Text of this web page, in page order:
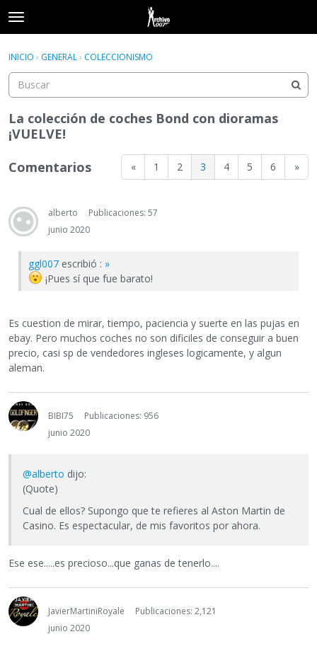
t
o
g
e
e
n
Acceder
Hilos
Actividad
Acceder Registrarse
INICIO › GENERAL› COLECCIONISMO
La colección de coches Bond con dioramas
¡VUELVE!
« 1 2 3 4 5 6 »
Comentarios
alberto
Publicaciones: 57
junio 2020
ggl007 escribió : »
¡Pues sí que fue barato!
Es cuestion de mirar, tiempo, paciencia y suerte en las pujas en
ebay. Pero muchos coches no son dificiles de conseguir a buen
precio, casi sp de vendedores ingleses logicamente, y algun
aleman.
BIBI75
Publicaciones: 956
junio 2020
@alberto dijo:
(Quote)
Cual de ellos? Supongo que te refieres al Aston Martin de
Casino. Es espectacular, de mis favoritos por ahora.
Ese ese.....es precioso...que ganas de tenerlo....
JavierMartiniRoyale
Publicaciones: 2,121
junio 2020